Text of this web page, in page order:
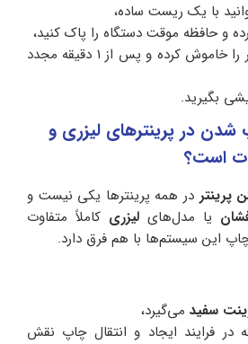
با یک ریست ساده،
و حافظه موقت دستگاه را پاک کنید،
برای این کار پرینتر را خاموش کرده و پس از ۱ دقیقه مجدد
بگیرید.
در پرینترهای لیزری و
است؟
پرینتر در همه پرینترها یکی نیست و
یا مدل‌های لیزری کاملاً متفاوت
این سیستم‌ها با هم فرق دارد.
سفید می‌گیرد،
در فرایند ایجاد و انتقال چاپ نقش